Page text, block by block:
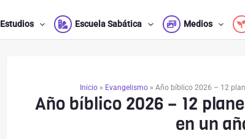
Estudios Escuela Sabática Medios
Inicio» Evangelismo» Año bíblico 2026 – 12
Año bíblico 2026 – 12
en un